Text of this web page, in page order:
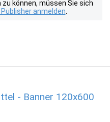
können, müssen Sie sich
anmelden
- Banner 120x600